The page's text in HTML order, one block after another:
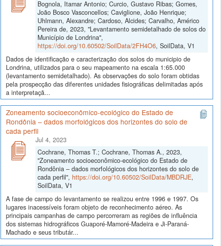
Bognola, Itamar Antonio; Curcio, Gustavo Ribas; Gomes,
João Bosco Vasconcellos; Caviglione, João Henrique;
Uhlmann, Alexandre; Cardoso, Alcides; Carvalho, Américo
Pereira de, 2023, "Levantamento semidetalhado de solos do
Município de Londrina",
https://doi.org/10.60502/SoilData/2FH4O6, SoilData, V1
Dados de identificação e caracterização dos solos do municipio de
Londrina, utilizados para o seu mapeamento na escala 1:65.000
(levantamento semidetalhado). As observações do solo foram obtidas
pela prospecção das diferentes unidades fisiográficas delimitadas após
a interpretaçã...
Zoneamento socioeconômico-ecológico do Estado de
Rondônia – dados morfológicos dos horizontes do solo de
cada perfil
Jul 4, 2023
Cochrane, Thomas T.; Cochrane, Thomas A., 2023,
"Zoneamento socioeconômico-ecológico do Estado de
Rondônia – dados morfológicos dos horizontes do solo de
cada perfil", https://doi.org/10.60502/SoilData/MBDRJE,
SoilData, V1
A fase de campo do levantamento se realizou entre 1996 e 1997. Os
lugares inacessíveis foram objeto de reconhecimento aéreo. As
principais campanhas de campo percorreram as regiões de influência
dos sistemas hidrográficos Guaporé-Mamoré-Madeira e Ji-Paraná-
Machado e seus tributár...